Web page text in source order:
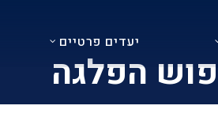
יעדים פרטיים
הפלגה